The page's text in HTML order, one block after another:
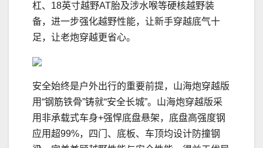
杠、18英寸越野AT胎及涉水喉等硬核越野装
备，进一步强化越野性能，让新手穿越底气十
足，让老炮穿越更省心。
安全始终是户外出行的重要前提，山海炮穿越版
用“钢筋铁骨”铸就“安全长城”。山海炮穿越版采
用非承载式车身+强悍底盘悬架，底盘高强度钢
应用超99%，四门、底板、车顶均设计防撞钢